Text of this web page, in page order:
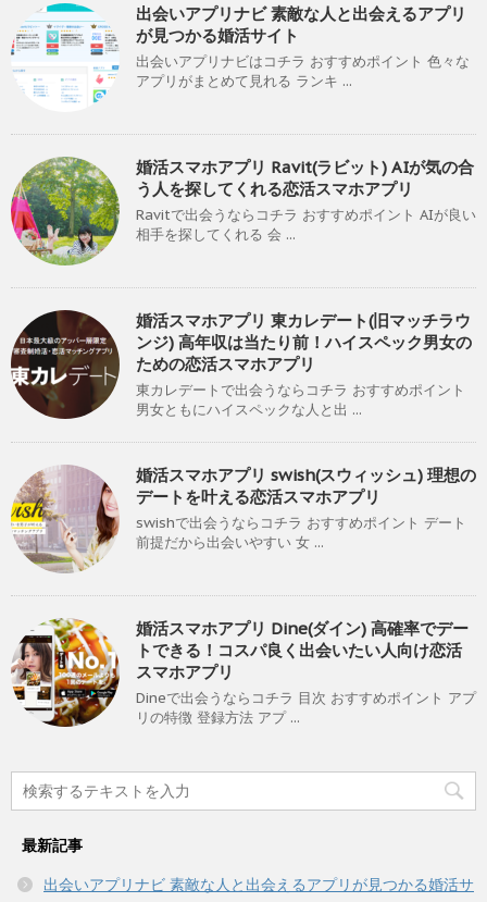
出会いアプリナビ 素敵な人と出会えるアプリ
が見つかる婚活サイト
出会いアプリナビはコチラ おすすめポイント 色々な
アプリがまとめて見れる ランキ ...
婚活スマホアプリ Ravit(ラビット) AIが気の合
う人を探してくれる恋活スマホアプリ
Ravitで出会うならコチラ おすすめポイント AIが良い
相手を探してくれる 会 ...
婚活スマホアプリ 東カレデート(旧マッチラウ
ンジ) 高年収は当たり前！ハイスペック男女の
ための恋活スマホアプリ
東カレデートで出会うならコチラ おすすめポイント
男女ともにハイスペックな人と出 ...
婚活スマホアプリ swish(スウィッシュ) 理想の
デートを叶える恋活スマホアプリ
swishで出会うならコチラ おすすめポイント デート
前提だから出会いやすい 女 ...
婚活スマホアプリ Dine(ダイン) 高確率でデー
トできる！コスパ良く出会いたい人向け恋活
スマホアプリ
Dineで出会うならコチラ 目次 おすすめポイント アプ
リの特徴 登録方法 アプ ...
最新記事
出会いアプリナビ 素敵な人と出会えるアプリが見つかる婚活サ